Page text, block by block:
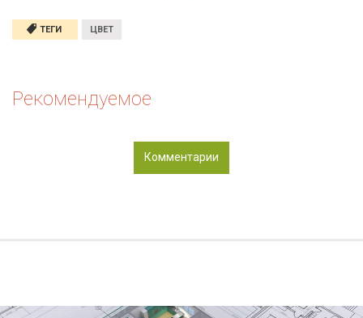
ТЕГИ ЦВЕТ
Рекомендуемое
Комментарии